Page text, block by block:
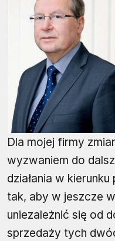
Dla mojej firmy
wyzwaniem do
działania w
tak, aby w jeszcze
uniezależnić się od
sprzedaży tych